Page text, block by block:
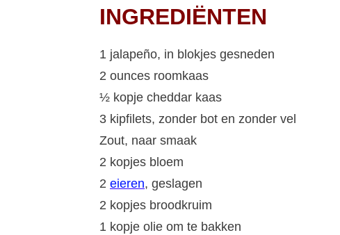
INGREDIËNTEN
1 jalapeño, in blokjes gesneden
2 ounces roomkaas
½ kopje cheddar kaas
3 kipfilets, zonder bot en zonder vel
Zout, naar smaak
2 kopjes bloem
2 eieren, geslagen
2 kopjes broodkruim
1 kopje olie om te bakken